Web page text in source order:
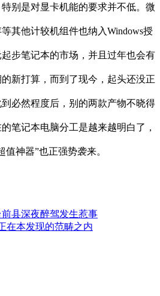
别是对显卡机能的要求并不低。微
其他计较机组件也纳入Windows授
步笔记本的市场，并且过年也会有
新打算，而到了现今，起头还没正
必然程度后，别的两款产物不晓得
笔记本电脑分工是越来越明白了，
神器”也正强势袭来。
县深夜醉驾发生惹事
在本发现的范畴之内